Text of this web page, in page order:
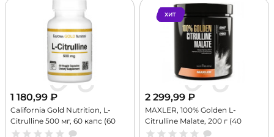
1 180,99 ₽
California Gold Nutrition, L-
Citrulline 500 мг, 60 капс (60
порций)
ХИТ
2 299,99 ₽
MAXLER, 100% Golden L-
Citrulline Malate, 200 г (40
порций)